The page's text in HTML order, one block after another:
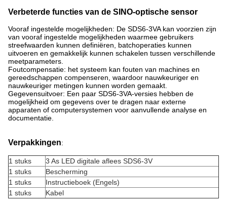
Verbeterde functies van de SINO-optische sensor
Vooraf ingestelde mogelijkheden: De SDS6-3VA kan voorzien zijn
van vooraf ingestelde mogelijkheden waarmee gebruikers
streefwaarden kunnen definiëren, batchoperaties kunnen
uitvoeren en gemakkelijk kunnen schakelen tussen verschillende
meetparameters.
Foutcompensatie: het systeem kan fouten van machines en
gereedschappen compenseren, waardoor nauwkeuriger en
nauwkeuriger metingen kunnen worden gemaakt.
Gegevensuitvoer: Een paar SDS6-3VA-versies hebben de
mogelijkheid om gegevens over te dragen naar externe
apparaten of computersystemen voor aanvullende analyse en
documentatie.
Verpakkingen:
1 stuks
3 As LED digitale aflees SDS6-3V
1 stuks
Bescherming
1 stuks
Instructieboek (Engels)
1 stuks
Kabel